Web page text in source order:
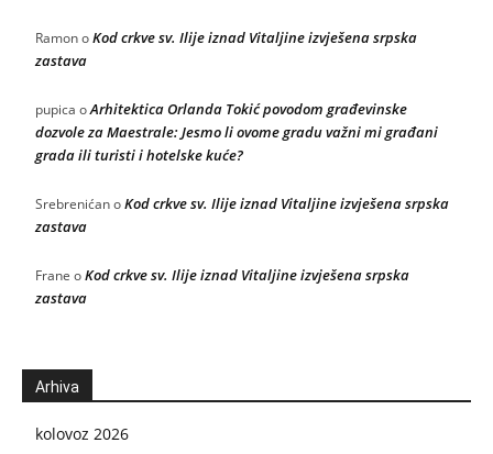
RamonoKod crkve sv. Ilije iznad Vitaljine izvješena srpska
zastava
pupica oArhitektica Orlanda Tokić povodom građevinske
dozvole za Maestrale: Jesmo li ovome gradu važni mi građani
grada ili turisti i hotelske kuće?
SrebrenićanoKod crkve sv. Ilije iznad Vitaljine izvješena srpska
zastava
Frane oKod crkve sv. Ilije iznad Vitaljine izvješena srpska
zastava
Arhiva
kolovoz 2026